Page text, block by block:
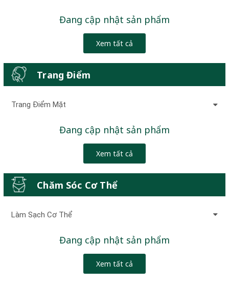
Đang cập nhật sản phẩm
Xem tất cả
Trang Điểm
Trang Điểm Mặt
Đang cập nhật sản phẩm
Xem tất cả
Chăm Sóc Cơ Thể
Làm Sạch Cơ Thể
Đang cập nhật sản phẩm
Xem tất cả